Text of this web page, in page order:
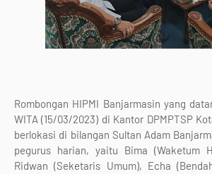
Rombongan HIPMI Banjarmasin yang
WITA (15/03/2023) di Kantor DPMPTSP
berlokasi di bilangan Sultan Adam
pegurus harian, yaitu Bima (Waketum
Ridwan (Seketaris Umum), Echa